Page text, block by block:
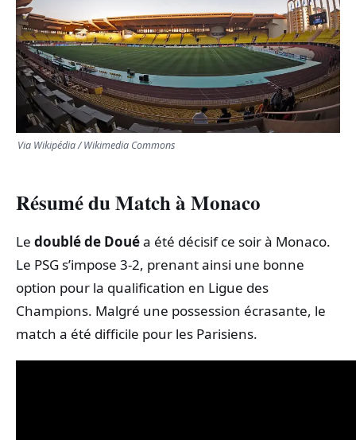
ÉCONOMIE
POLITIQUE
SPORT
SCIENCES & TECH
Via Wikipédia / Wikimedia Commons
Résumé du Match à Monaco
Le doublé de Douéa été décisif ce soir à Monaco.
Le PSG s’impose 3-2, prenant ainsi une bonne
option pour la qualification en Ligue des
Champions. Malgré une possession écrasante, le
match a été difficile pour les Parisiens.